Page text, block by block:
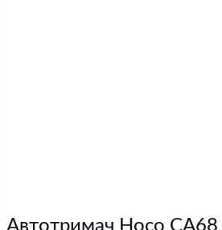
Автотримач Hoco CA68